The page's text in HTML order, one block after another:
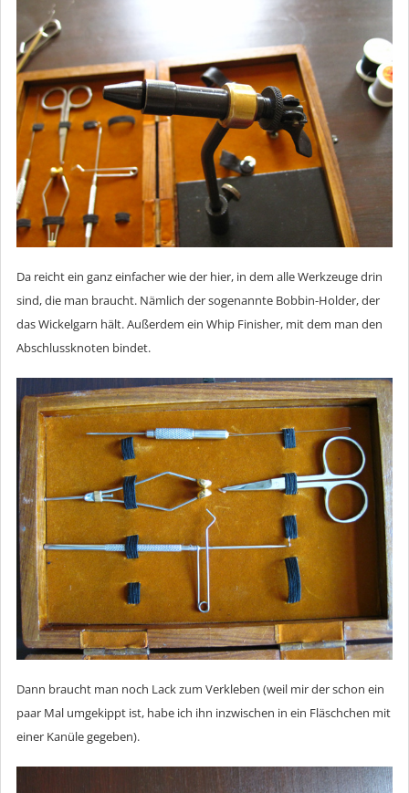
Da reicht ein ganz einfacher wie der hier, in dem alle Werkzeuge drin
sind, die man braucht. Nämlich der sogenannte Bobbin-Holder, der
das Wickelgarn hält. Außerdem ein Whip Finisher, mit dem man den
Abschlussknoten bindet.
Dann braucht man noch Lack zum Verkleben (weil mir der schon ein
paar Mal umgekippt ist, habe ich ihn inzwischen in ein Fläschchen mit
einer Kanüle gegeben).